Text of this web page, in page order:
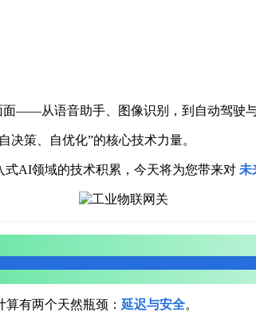
——从语音助手、图像识别，到自动驾驶
决策、自优化”的核心技术力量。
AI领域的技术积累，今天将为您带来对 未
有两个天然瓶颈： 延迟与安全。